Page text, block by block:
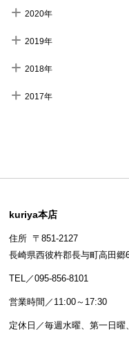
2020年
2019年
2018年
2017年
kuriya本店
住所 〒851-2127
長崎県西彼杵郡長与町高田郷
TEL／095-856-8101
営業時間／11:00～17:30
定休日／毎週水曜、第一日曜